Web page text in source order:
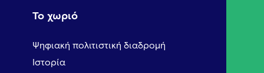
Το χωριό
Ψηφιακή πολιτιστική διαδρομή
Ιστορία